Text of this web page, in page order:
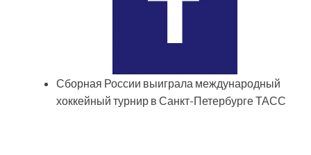
Сборная России выиграла международный
хоккейный турнир в Санкт-Петербурге ТАСС